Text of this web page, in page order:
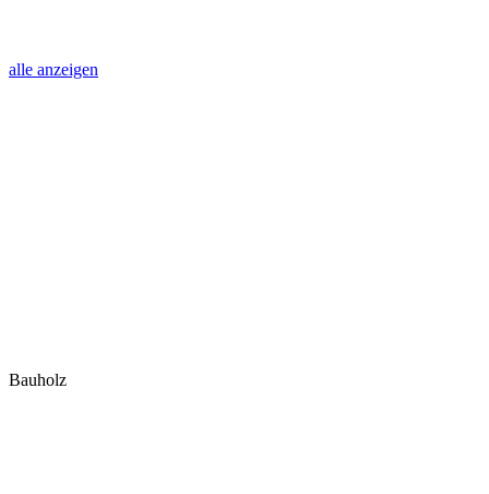
alle anzeigen
Bauholz